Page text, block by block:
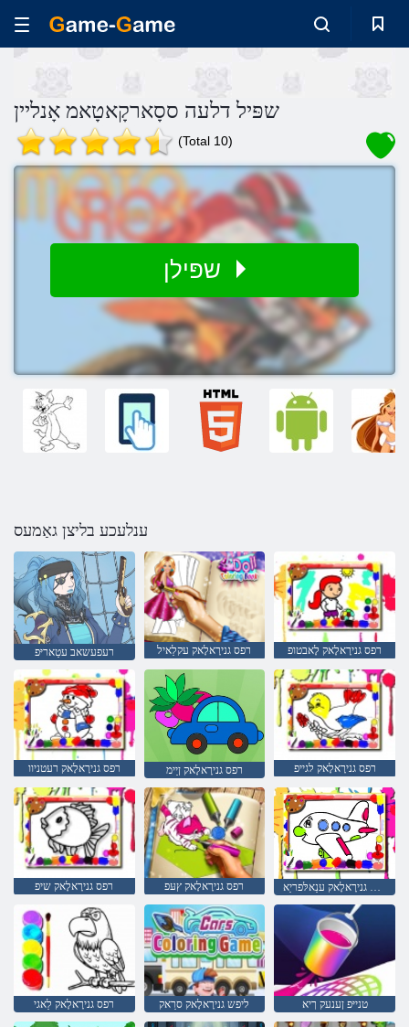
שפּיל דלעה ססָארקָאטָאמ אָנליין
(Total 10)
ענלעכע בליצן גאַמעס
רעפעשאב עטַאריּפ רפס גנירָאלָאק עקלַאיל רפס גנירָאלָאק לָאבטופ
רפס גנירָאלָאק רעטניוו רפס גנירָאלָאק ןַיימ רפס גנירָאלָאק לגייפ
רפס גנירָאלָאק שיפ רפס גנירָאלָאק ץעּפ רפס גנירָאלָאק ענַאלּפריַא
רפס גנירָאלָאק לַאגי ליפש גנירָאלָאק סרַאק טנייּפ ןענעק ךיא